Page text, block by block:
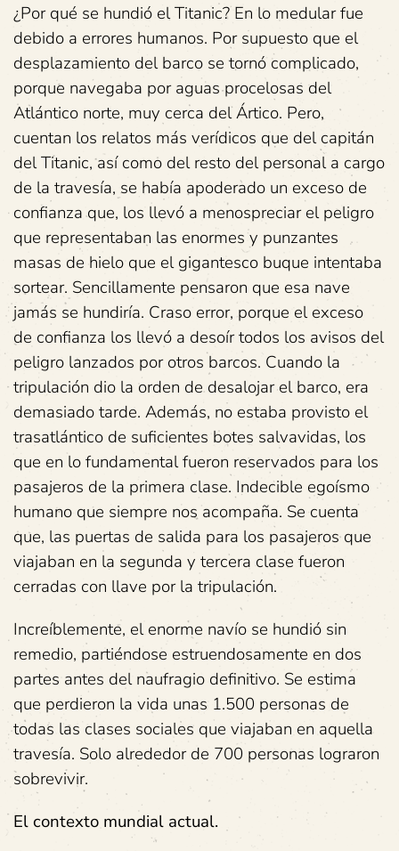
¿Por qué se hundió el Titanic? En lo medular fue
debido a errores humanos. Por supuesto que el
desplazamiento del barco se tornó complicado,
porque navegaba por aguas procelosas del
Atlántico norte, muy cerca del Ártico. Pero,
cuentan los relatos más verídicos que del capitán
del Titanic, así como del resto del personal a cargo
de la travesía, se había apoderado un exceso de
confianza que, los llevó a menospreciar el peligro
que representaban las enormes y punzantes
masas de hielo que el gigantesco buque intentaba
sortear. Sencillamente pensaron que esa nave
jamás se hundiría. Craso error, porque el exceso
de confianza los llevó a desoír todos los avisos del
peligro lanzados por otros barcos. Cuando la
tripulación dio la orden de desalojar el barco, era
demasiado tarde. Además, no estaba provisto el
trasatlántico de suficientes botes salvavidas, los
que en lo fundamental fueron reservados para los
pasajeros de la primera clase. Indecible egoísmo
humano que siempre nos acompaña. Se cuenta
que, las puertas de salida para los pasajeros que
viajaban en la segunda y tercera clase fueron
cerradas con llave por la tripulación.
Increíblemente, el enorme navío se hundió sin
remedio, partiéndose estruendosamente en dos
partes antes del naufragio definitivo. Se estima
que perdieron la vida unas 1.500 personas de
todas las clases sociales que viajaban en aquella
travesía. Solo alrededor de 700 personas lograron
sobrevivir.
El contexto mundial actual.